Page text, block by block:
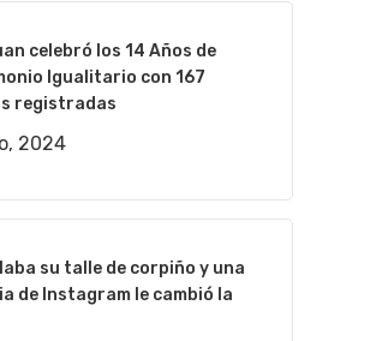
celebró los 14 Años de
Igualitario con 167
registradas
2024
su talle de corpiño y una
de Instagram le cambió la